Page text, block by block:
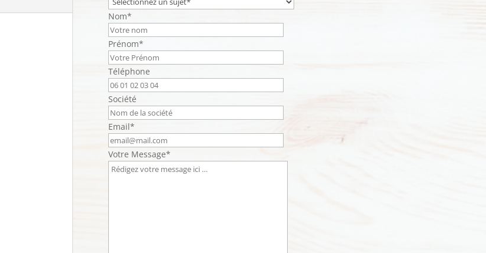
Nom*
Prénom*
Téléphone
Société
Email*
Votre Message*